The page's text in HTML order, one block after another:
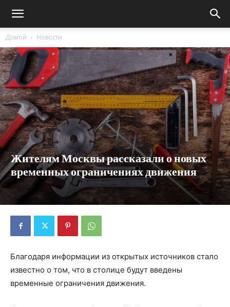
Домой Новости
Жителям Москвы рассказали о новых
временных ограничениях движения
Благодаря информации из открытых источников стало
известно о том, что в столице будут введены
временные ограничения движения.